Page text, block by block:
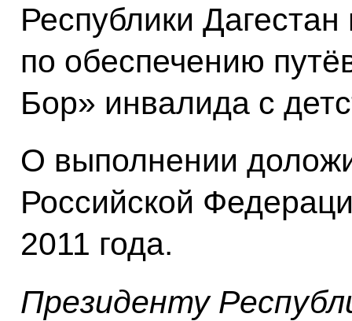
Республики
по обеспечению
Бор» инвалида с
О выполнении
Российской
2011 года.
Президенту